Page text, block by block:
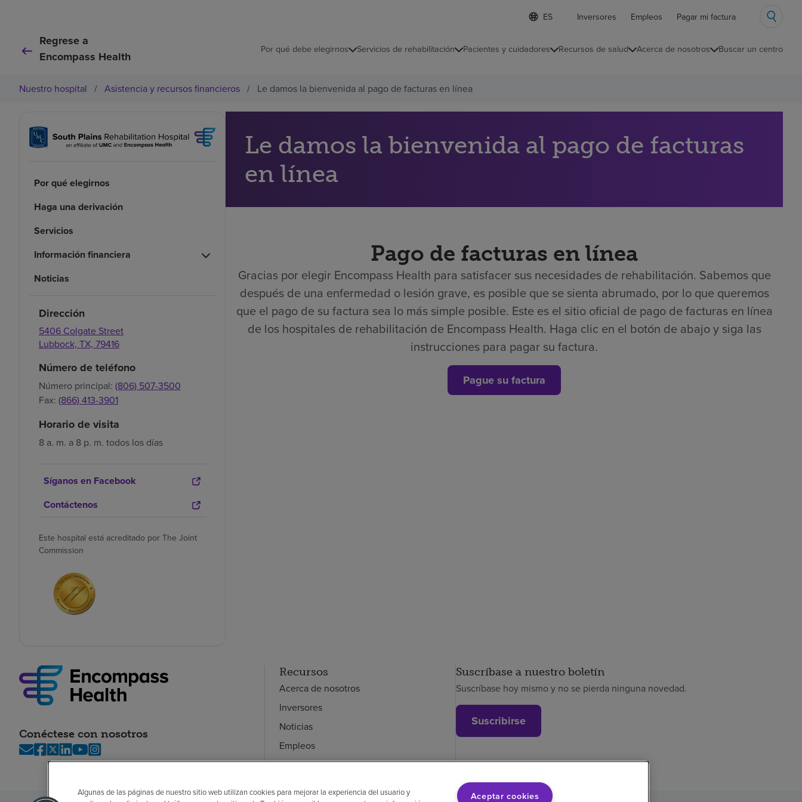
Lista
de
contraída
d
o
m
e
i
Inversores Empleos Pagar mi factura
Regrese a
Encompass Health
Por qué debe elegirnos Servicios de rehabilitación Pacientes y cuidadores Recursos de salud Acerca de nosotros Buscar un centro
Nuestro hospital / Asistencia y recursos financieros / Le damos la bienvenida al pago de facturas en línea
Por qué elegirnos
Haga una derivación
Servicios
Información financiera
Noticias
Dirección
5406 Colgate Street
Lubbock, TX, 79416
Número de teléfono
Número principal: (806) 507-3500
Fax: (866) 413-3901
Horario de visita
8 a. m. a 8 p. m. todos los días
Síganos en Facebook
Contáctenos
Este hospital está acreditado por The Joint
Commission
Le damos la bienvenida al pago de facturas
en línea
Pago de facturas en línea
Gracias por elegir Encompass Health para satisfacer sus necesidades de rehabilitación. Sabemos que
después de una enfermedad o lesión grave, es posible que se sienta abrumado, por lo que queremos
que el pago de su factura sea lo más simple posible. Este es el sitio oficial de pago de facturas en línea
de los hospitales de rehabilitación de Encompass Health. Haga clic en el botón de abajo y siga las
instrucciones para pagar su factura.
Pague su factura
Conéctese con nosotros
Recursos
Acerca de nosotros
Inversores
Noticias
Empleos
Empleados
Suscríbase a nuestro boletín
Suscríbase hoy mismo y no se pierda ninguna novedad.
Suscribirse
Algunas de las páginas de nuestro sitio web utilizan cookies para mejorar la experiencia del usuario y
Aceptar cookies